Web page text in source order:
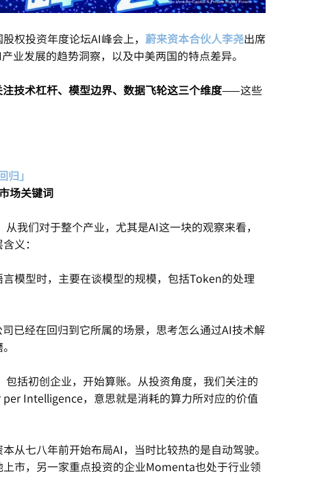
权投资年度论坛AI峰会上， 蔚来资本合伙人李尧出席
业发展的趋势洞察，以及中美两国的特点差异。
技术杠杆、模型边界、数据飞轮这三个维度——这些
归」
场关键词
们对于整个产业，尤其是AI这一块的观察来看，
义：
模型时，主要在谈模型的规模，包括Token的处理
已经在回归到它所属的场景，思考怎么通过AI技术解
括初创企业，开始算账。从投资角度，我们关注的
Intelligence，意思就是消耗的算力所对应的价值
从七八年前开始布局AI，当时比较热的是自动驾驶。
市，另一家重点投资的企业Momenta也处于行业领